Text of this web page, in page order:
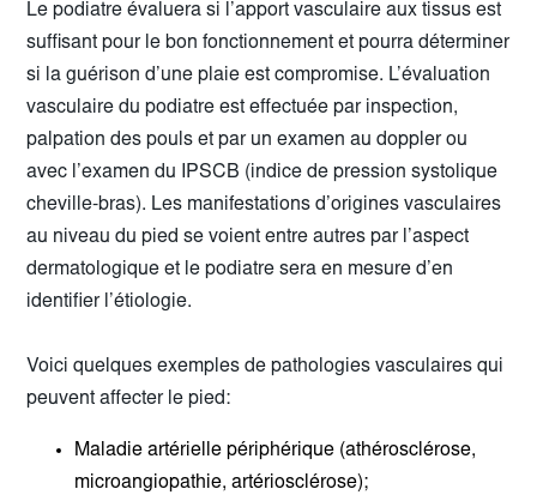
Le podiatre évaluera si l’apport vasculaire aux tissus est
suffisant pour le bon fonctionnement et pourra déterminer
si la guérison d’une plaie est compromise. L’évaluation
vasculaire du podiatre est effectuée par inspection,
palpation des pouls et par un examen au doppler ou
avec l’examen du IPSCB (indice de pression systolique
cheville-bras). Les manifestations d’origines vasculaires
au niveau du pied se voient entre autres par l’aspect
dermatologique et le podiatre sera en mesure d’en
identifier l’étiologie.
Voici quelques exemples de pathologies vasculaires qui
peuvent affecter le pied:
Maladie artérielle périphérique (athérosclérose,
microangiopathie, artériosclérose);